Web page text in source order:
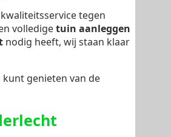
tegen
volledigetuin aanleggen
nodig heeft, wij staan klaar
genieten van de